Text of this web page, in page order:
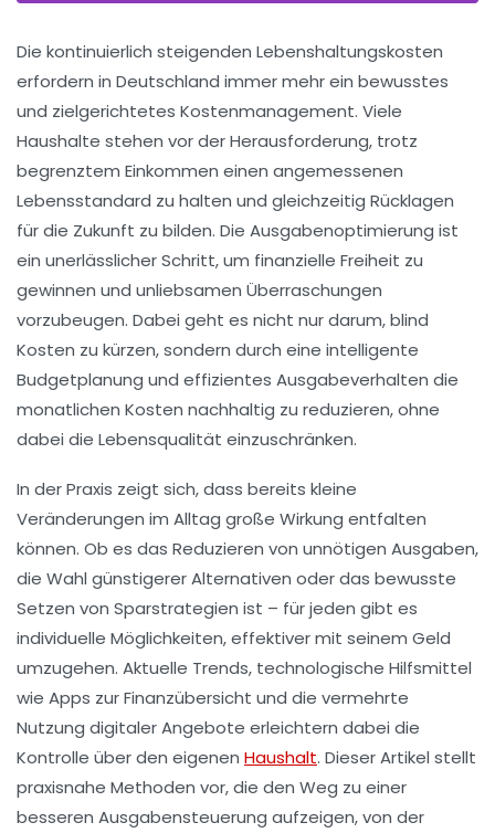
Die kontinuierlich steigenden Lebenshaltungskosten
erfordern in Deutschland immer mehr ein bewusstes
und zielgerichtetes Kostenmanagement. Viele
Haushalte stehen vor der Herausforderung, trotz
begrenztem Einkommen einen angemessenen
Lebensstandard zu halten und gleichzeitig Rücklagen
für die Zukunft zu bilden. Die Ausgabenoptimierung ist
ein unerlässlicher Schritt, um finanzielle Freiheit zu
gewinnen und unliebsamen Überraschungen
vorzubeugen. Dabei geht es nicht nur darum, blind
Kosten zu kürzen, sondern durch eine intelligente
Budgetplanung und effizientes Ausgabeverhalten die
monatlichen Kosten nachhaltig zu reduzieren, ohne
dabei die Lebensqualität einzuschränken.
In der Praxis zeigt sich, dass bereits kleine
Veränderungen im Alltag große Wirkung entfalten
können. Ob es das Reduzieren von unnötigen Ausgaben,
die Wahl günstigerer Alternativen oder das bewusste
Setzen von Sparstrategien ist – für jeden gibt es
individuelle Möglichkeiten, effektiver mit seinem Geld
umzugehen. Aktuelle Trends, technologische Hilfsmittel
wie Apps zur Finanzübersicht und die vermehrte
Nutzung digitaler Angebote erleichtern dabei die
Kontrolle über den eigenen Haushalt. Dieser Artikel stellt
praxisnahe Methoden vor, die den Weg zu einer
besseren Ausgabensteuerung aufzeigen, von der